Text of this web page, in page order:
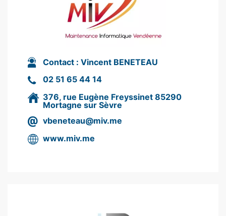
Contact : Vincent BENETEAU
02 51 65 44 14
376, rue Eugène Freyssinet 85290
Mortagne sur Sèvre
vbeneteau@miv.me
www.miv.me